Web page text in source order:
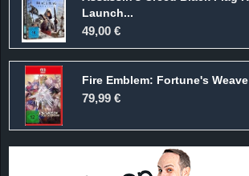
Launch...
49,00 €
Fire Emblem: Fortune's Weave
79,99 €